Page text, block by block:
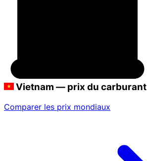
Vietnam — prix du carburant
Comparer les prix mondiaux